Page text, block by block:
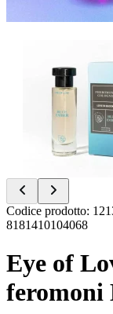
Item
1
2
Codice prodotto:
8181410104068
Eye of
feromoni